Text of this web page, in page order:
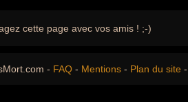
cette page avec vos amis ! ;-)
- FAQ - Mentions - Plan du site -